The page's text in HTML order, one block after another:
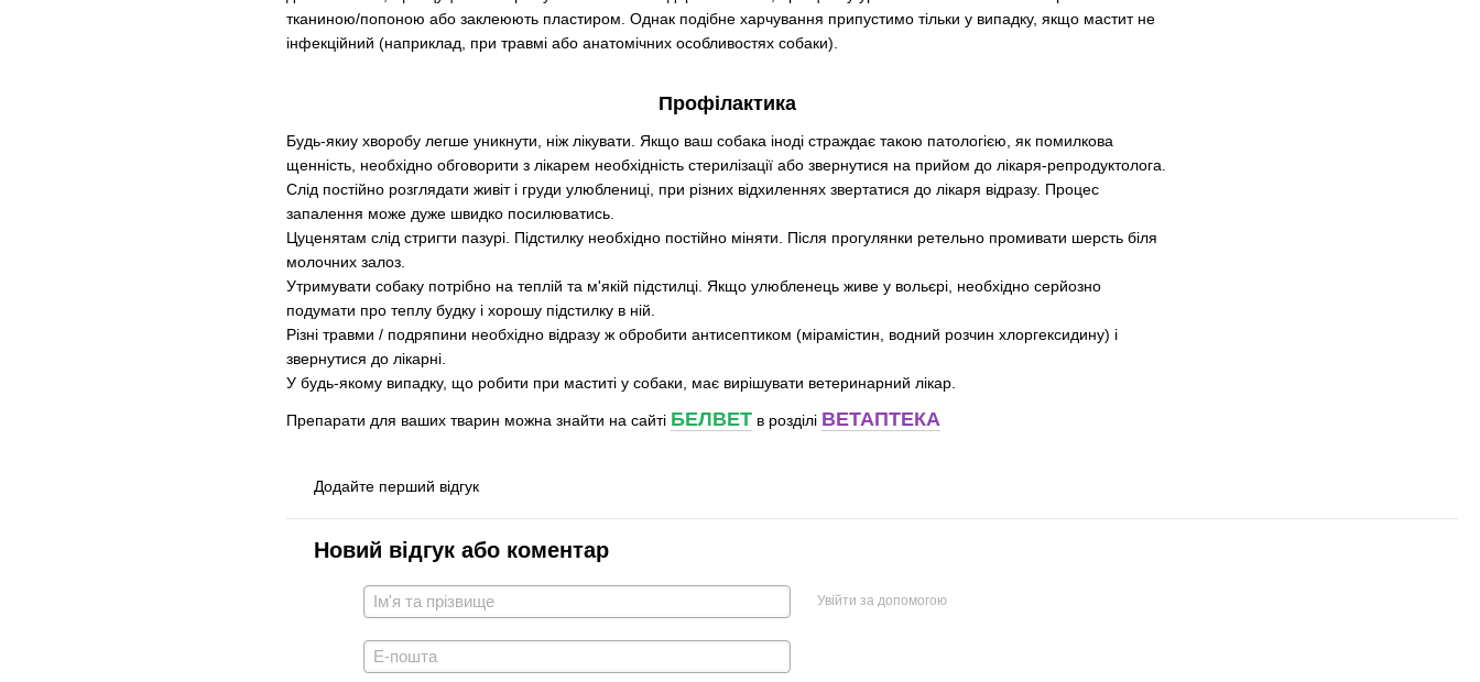
тканиною/попоною або заклеюють пластиром. Однак подібне харчування припустимо тільки у випадку, якщо мастит не
інфекційний (наприклад, при травмі або анатомічних особливостях собаки).
Профілактика
Будь-якиу хворобу легше уникнути, ніж лікувати. Якщо ваш собака іноді страждає такою патологією, як помилкова
щенність, необхідно обговорити з лікарем необхідність стерилізації або звернутися на прийом до лікаря-репродуктолога.
Слід постійно розглядати живіт і груди улюблениці, при різних відхиленнях звертатися до лікаря відразу. Процес
запалення може дуже швидко посилюватись.
Цуценятам слід стригти пазурі. Підстилку необхідно постійно міняти. Після прогулянки ретельно промивати шерсть біля
молочних залоз.
Утримувати собаку потрібно на теплій та м'якій підстилці. Якщо улюбленець живе у вольєрі, необхідно серйозно
подумати про теплу будку і хорошу підстилку в ній.
Різні травми / подряпини необхідно відразу ж обробити антисептиком (мірамістин, водний розчин хлоргексидину) і
звернутися до лікарні.
У будь-якому випадку, що робити при маститі у собаки, має вирішувати ветеринарний лікар.
Препарати для ваших тварин можна знайти на сайті БЕЛВЕТ в розділі ВЕТАПТЕКА
Додайте перший відгук
Новий відгук або коментар
Увійти за допомогою